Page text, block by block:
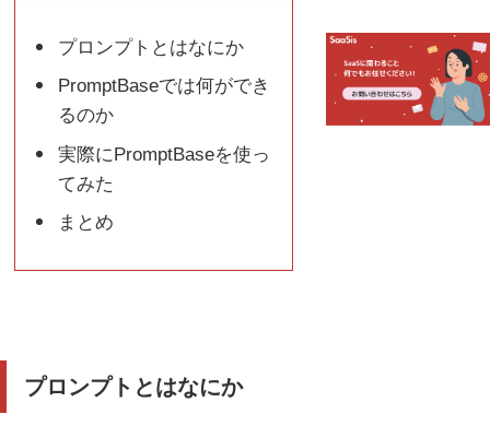
プロンプトとはなにか
PromptBaseでは何ができ
るのか
実際にPromptBaseを使っ
てみた
まとめ
プロンプトとはなにか